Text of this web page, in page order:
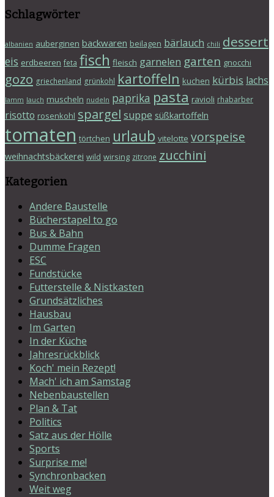
Schlagwörter
albanien auberginen backwaren beilagen bärlauch chili dessert
eis erdbeeren feta fisch fleisch garnelen garten gnocchi
gozo griechenland grünkohl kartoffeln kuchen kürbis lachs
lamm lauch muscheln nudeln paprika pasta ravioli rhabarber
risotto rosenkohl spargel suppe süßkartoffeln
tomaten törtchen urlaub vitelotte vorspeise
weihnachtsbäckerei wild wirsing zitrone zucchini
Kategorien
Andere Baustelle
Bücherstapel to go
Bus & Bahn
Dumme Fragen
ESC
Fundstücke
Futterstelle & Nistkasten
Grundsätzliches
Hausbau
Im Garten
In der Küche
Jahresrückblick
Koch' mein Rezept!
Mach' ich am Samstag
Nebenbaustellen
Plan & Tat
Politics
Satz aus der Hölle
Sports
Surprise me!
Synchronbacken
Weit weg